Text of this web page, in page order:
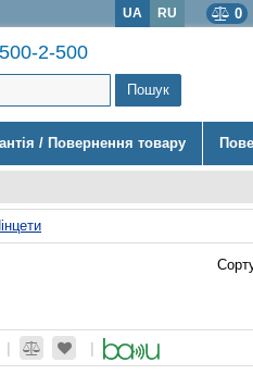
0
UA RU
500-2-500
/ Повернення товару